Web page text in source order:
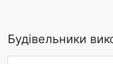
Будівельники